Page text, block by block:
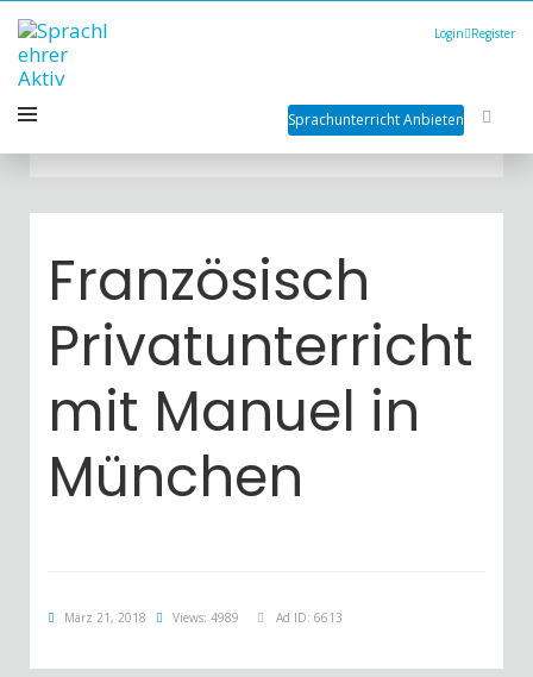
Login Register
Sprachunterricht Anbieten
Französisch
Privatunterricht
mit Manuel in
München
März 21, 2018 Views: 4989 Ad ID: 6613